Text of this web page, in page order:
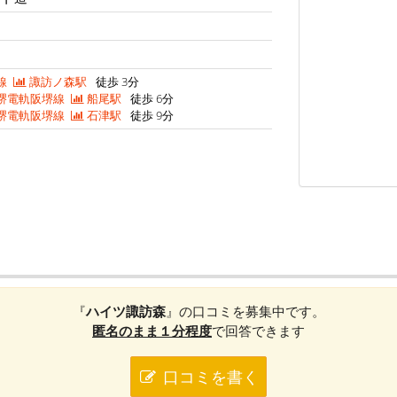
諏訪ノ森駅 徒歩 3分
電軌阪堺線
船尾駅 徒歩 6分
電軌阪堺線
石津駅 徒歩 9分
『ハイツ諏訪森』の口コミを募集中です。
匿名のまま１分程度で回答できます
口コミを書く